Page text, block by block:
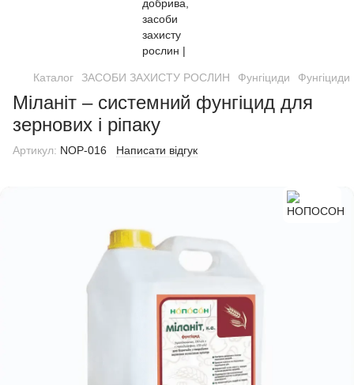
Каталог ЗАСОБИ ЗАХИСТУ РОСЛИН Фунгіциди
Міланіт – системний фунгіцид для
зернових і ріпаку
Артикул: NOP-016 Написати відгук